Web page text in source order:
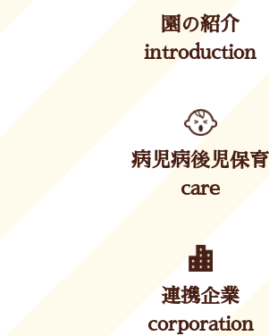
園の紹介
introduction
病児病後児保育
care
連携企業
corporation